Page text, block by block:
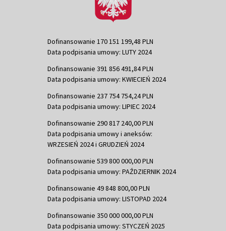
Dofinansowanie 170 151 199,48 PLN
Data podpisania umowy: LUTY 2024
Dofinansowanie 391 856 491,84 PLN
Data podpisania umowy: KWIECIEŃ 2024
Dofinansowanie 237 754 754,24 PLN
Data podpisania umowy: LIPIEC 2024
Dofinansowanie 290 817 240,00 PLN
Data podpisania umowy i aneksów:
WRZESIEŃ 2024 i GRUDZIEŃ 2024
Dofinansowanie 539 800 000,00 PLN
Data podpisania umowy: PAŹDZIERNIK 2024
Dofinansowanie 49 848 800,00 PLN
Data podpisania umowy: LISTOPAD 2024
Dofinansowanie 350 000 000,00 PLN
Data podpisania umowy: STYCZEŃ 2025